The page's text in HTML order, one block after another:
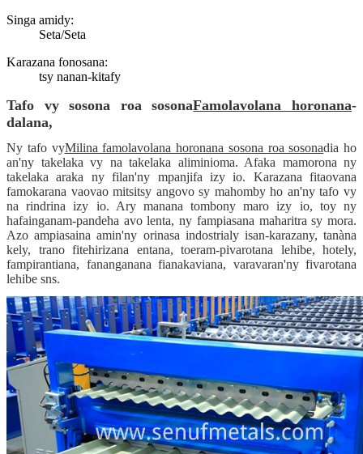
Singa amidy:
Seta/Seta
Karazana fonosana:
tsy nanan-kitafy
Tafo vy sosona roa sosonaFamolavolana horonana-
dalana,
Ny tafo vyMilina famolavolana horonana sosona roa sosonadia ho
an'ny takelaka vy na takelaka aliminioma. Afaka mamorona ny
takelaka araka ny filan'ny mpanjifa izy io. Karazana fitaovana
famokarana vaovao mitsitsy angovo sy mahomby ho an'ny tafo vy
na rindrina izy io. Ary manana tombony maro izy io, toy ny
hafainganam-pandeha avo lenta, ny fampiasana maharitra sy mora.
Azo ampiasaina amin'ny orinasa indostrialy isan-karazany, tanàna
kely, trano fitehirizana entana, toeram-pivarotana lehibe, hotely,
fampirantiana, fananganana fianakaviana, varavaran'ny fivarotana
lehibe sns.